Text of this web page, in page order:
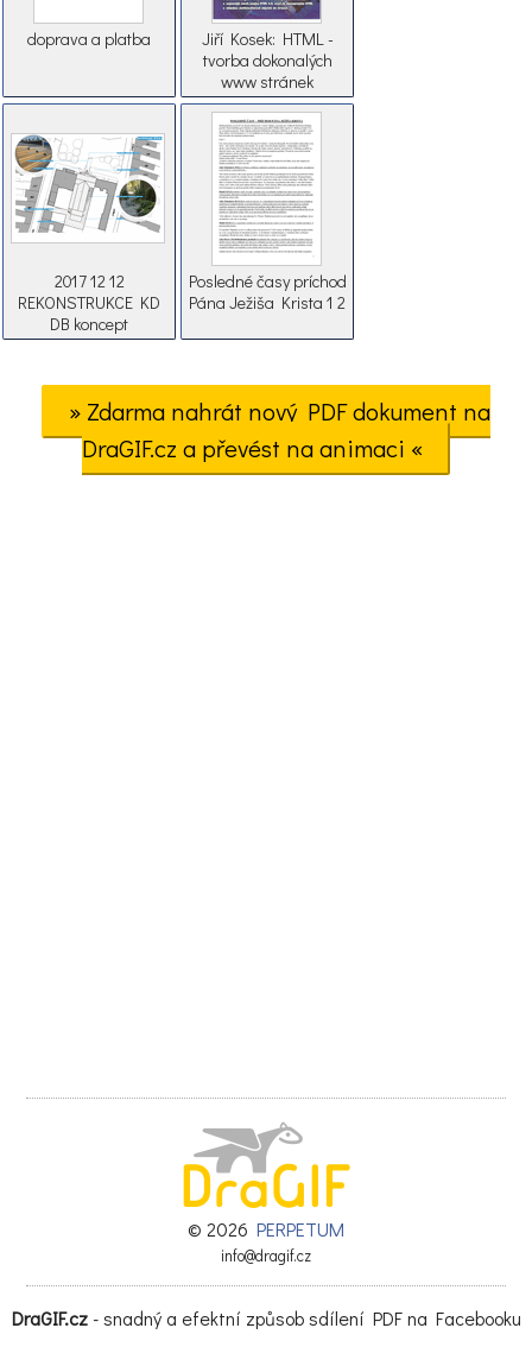
doprava a platba
Jiří Kosek: HTML -
tvorba dokonalých
www stránek
2017 12 12
REKONSTRUKCE KD
DB koncept
Posledné časy príchod
Pána Ježiša Krista 1 2
» Zdarma nahrát nový PDF dokument na
DraGIF.cz a převést na animaci «
© 2026 PERPETUM
info@dragif.cz
DraGIF.cz- snadný a efektní způsob sdílení PDF na Facebooku